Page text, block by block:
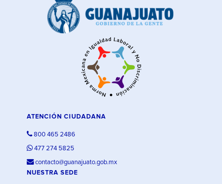
ATENCIÓN CIUDADANA
800 465 2486
477 274 5825
contacto@guanajuato.gob.mx
NUESTRA SEDE